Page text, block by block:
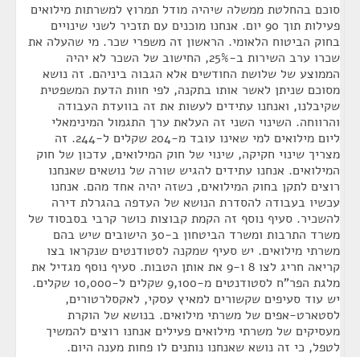
סוכם בהחלטת ממשלה שיהיה מודל תמרוץ למשרתות מילואים
פעילות תוך 90 יום. אנחנו מוכנים עם תזכיר לשני שינויים
בחוק הביטוח הלאומי. הראשון זה משפרי שכר. מי שהעלה את
שכרו ערב השירות ב-25%, החישוב של השכר לא יהיה
הממוצע של שלושת החודשים אלא הגבוה ביניהם. זה נושא
מסוכם שניתן לאשר אותו בתקנה, לפי חוות הדעת המשפטית
שקיבלנו, ואנחנו עתידים לעשות את זה בוועדת העבודה
והרווחה. השינוי השני זה העלאת ערך התגמול המינימאלי
ליום מילואים למי שאינו עובד מ-204 שקלים ל-244. זה
מצריך שינוי חקיקה, שינוי של חוק המילואים, עדכון של חוק
המילואים. אנחנו עתידים להגיש שורה של נושאים שאנחנו
רוצים לתקן בחוק המילואים, כשזה יהיה אחד מהם. אנחנו
עכשיו בעבודה להסדרת הנושא של העדפה בהגרלת דירה
להשכיר. סעיף נוסף זה הקמת קבוצות כושר קרבי בסבסוד של
משרד התרבות ומשרד הביטחון ב-30 הישובים שיש בהם
משרתי מילואים. יש סעיף שמקנה לסטודנטים שנקראו בצו
קריאה חריג לצו 8 ו-9 את אותן הטבות. סעיף נוסף מגדיל את
מלגת הפר"ח לסטודנטים מ-9,100 שקלים ל-10,000 שקלים.
יש עוד סעיפים שקשורים למאיץ עסקי, לאקסלרטורים,
לסטארט-אפים של משרתי מילואים. בנושא של הוקרת
מעסיקים של משרתי מילואים פעילים אנחנו רוצים להמשיך
לטפל, כי זה נושא שאנחנו נותנים לו פחות מענה היום.